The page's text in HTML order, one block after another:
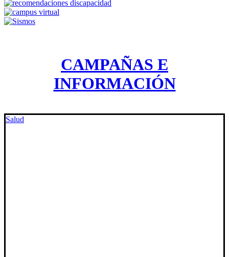
CAMPAÑAS E
INFORMACIÓN
Salud